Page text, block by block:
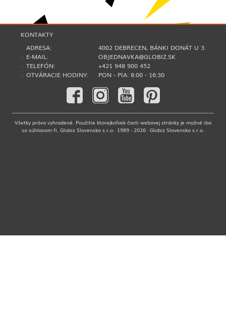
KONTAKTY
· ADRESA:
4002 DEBRECEN, BÁNKI DONÁT U 3.
· E-MAIL:
OBJEDNAVKA@GLOBIZ.SK
· TELEFÓN:
+421 948 900 452
· OTVÁRACIE HODINY:
PON - PIA: 8:00 - 16:30
Všetky práva vyhradené. Použitie ktorejkoľvek časti webovej stránky je možné iba
so súhlasom fi. Globiz Slovensko s.r.o.· 1989 - 2026 · Globiz Slovensko s.r.o.